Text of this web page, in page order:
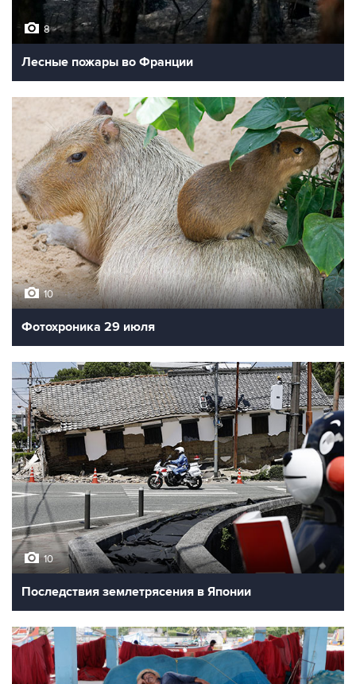
8
Лесные пожары во Франции
10
Фотохроника 29 июля
10
Последствия землетрясения в Японии